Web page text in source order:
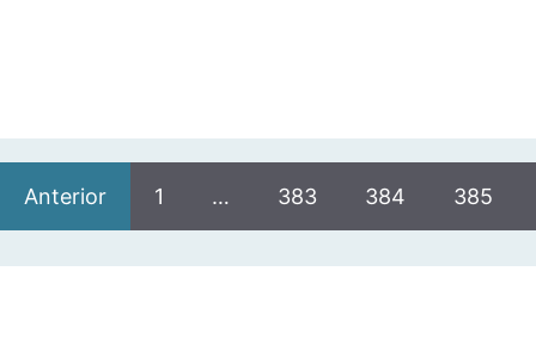
Anterior 1 … 383 384 385